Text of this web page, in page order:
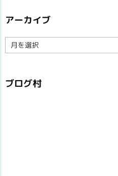
アーカイブ
ー
ブ
ブログ村